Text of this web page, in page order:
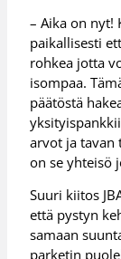
– Aika on nyt!
paikallisesti
rohkea jotta
isompaa.
päätöstä
arvot ja tavan
on se yhteisö
Suuri kiitos
että pystyn
samaan
parketin